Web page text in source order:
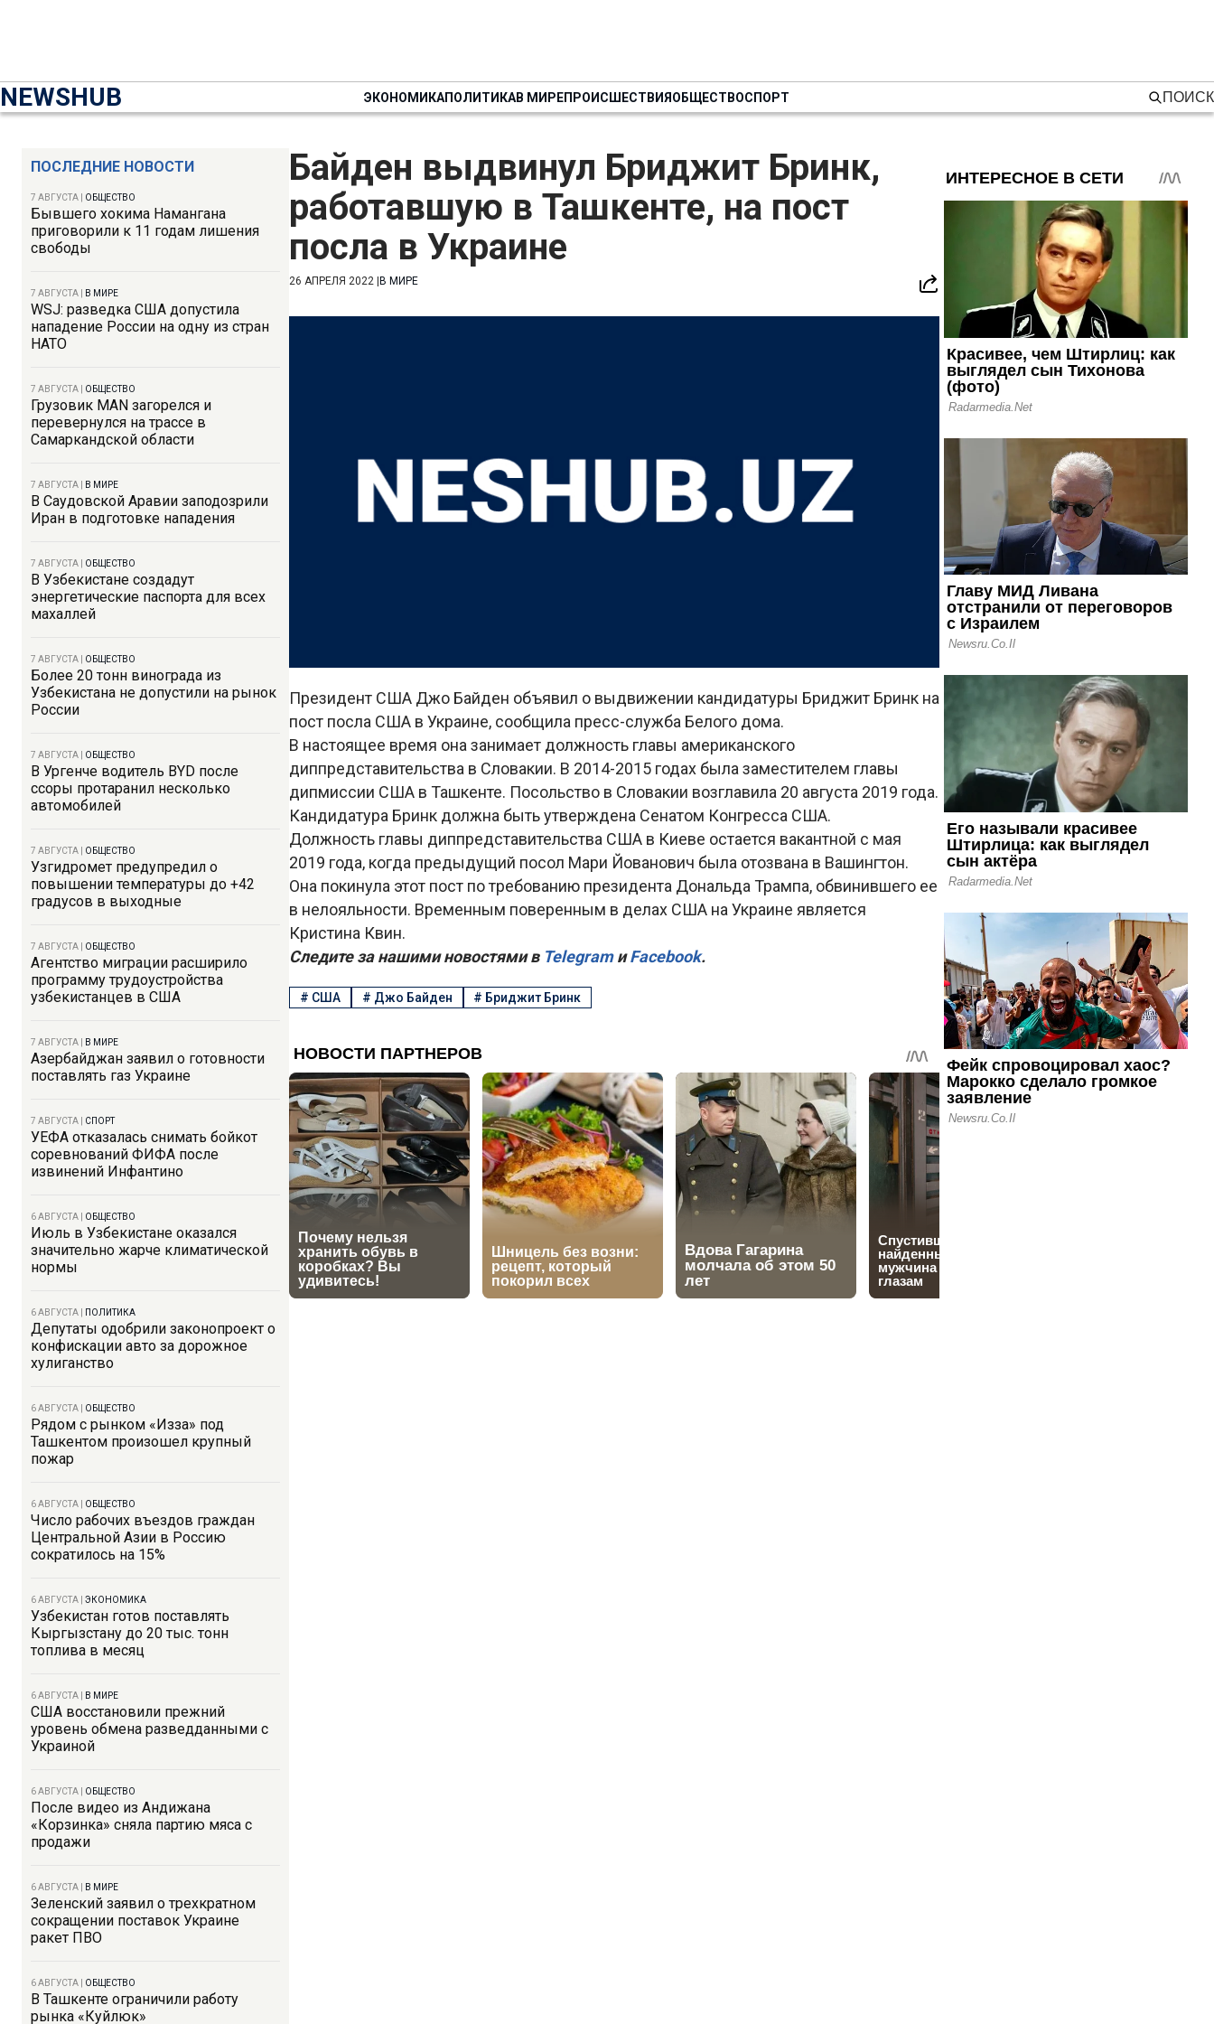
NEWSHUB ЭКОНОМИКАПОЛИТИКАВ МИРЕПРОИСШЕСТВИЯОБЩЕСТВОСПОРТ ПОИСК
ПОСЛЕДНИЕ НОВОСТИ
7 АВГУСТА ОБЩЕСТВО
Бывшего хокима Намангана
приговорили к 11 годам лишения
свободы
7 АВГУСТА В МИРЕ
WSJ: разведка США допустила
нападение России на одну из стран
НАТО
7 АВГУСТА ОБЩЕСТВО
Грузовик MAN загорелся и
перевернулся на трассе в
Самаркандской области
7 АВГУСТА В МИРЕ
В Саудовской Аравии заподозрили
Иран в подготовке нападения
7 АВГУСТА ОБЩЕСТВО
В Узбекистане создадут
энергетические паспорта для всех
махаллей
7 АВГУСТА ОБЩЕСТВО
Более 20 тонн винограда из
Узбекистана не допустили на рынок
России
7 АВГУСТА ОБЩЕСТВО
В Ургенче водитель BYD после
ссоры протаранил несколько
автомобилей
7 АВГУСТА ОБЩЕСТВО
Узгидромет предупредил о
повышении температуры до +42
градусов в выходные
7 АВГУСТА ОБЩЕСТВО
Агентство миграции расширило
программу трудоустройства
узбекистанцев в США
7 АВГУСТА В МИРЕ
Азербайджан заявил о готовности
поставлять газ Украине
7 АВГУСТА СПОРТ
УЕФА отказалась снимать бойкот
соревнований ФИФА после
извинений Инфантино
6 АВГУСТА ОБЩЕСТВО
Июль в Узбекистане оказался
значительно жарче климатической
нормы
6 АВГУСТА ПОЛИТИКА
Депутаты одобрили законопроект о
конфискации авто за дорожное
хулиганство
6 АВГУСТА ОБЩЕСТВО
Рядом с рынком «Изза» под
Ташкентом произошел крупный
пожар
6 АВГУСТА ОБЩЕСТВО
Число рабочих въездов граждан
Центральной Азии в Россию
сократилось на 15%
6 АВГУСТА ЭКОНОМИКА
Узбекистан готов поставлять
Кыргызстану до 20 тыс. тонн
топлива в месяц
6 АВГУСТА В МИРЕ
США восстановили прежний
уровень обмена разведданными с
Украиной
6 АВГУСТА ОБЩЕСТВО
После видео из Андижана
«Корзинка» сняла партию мяса с
продажи
6 АВГУСТА В МИРЕ
Зеленский заявил о трехкратном
сокращении поставок Украине
ракет ПВО
6 АВГУСТА ОБЩЕСТВО
В Ташкенте ограничили работу
рынка «Куйлюк»
Байден выдвинул Бриджит Бринк,
работавшую в Ташкенте, на пост
посла в Украине
26 АПРЕЛЯ 2022 В МИРЕ
Президент США Джо Байден объявил о выдвижении кандидатуры Бриджит Бринк на
пост посла США в Украине, сообщила пресс-служба Белого дома.
В настоящее время она занимает должность главы американского
диппредставительства в Словакии. В 2014-2015 годах была заместителем главы
дипмиссии США в Ташкенте. Посольство в Словакии возглавила 20 августа 2019 года.
Кандидатура Бринк должна быть утверждена Сенатом Конгресса США.
Должность главы диппредставительства США в Киеве остается вакантной с мая
2019 года, когда предыдущий посол Мари Йованович была отозвана в Вашингтон.
Она покинула этот пост по требованию президента Дональда Трампа, обвинившего ее
в нелояльности. Временным поверенным в делах США на Украине является
Кристина Квин.
Следите за нашими новостями вTelegramиFacebook.
# США # Джо Байден # Бриджит Бринк